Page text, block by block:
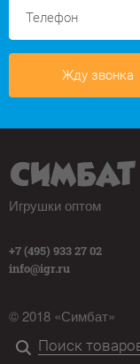
Жду звонка
Игрушки оптом
+7 (495) 933 27 02
info@igr.ru
© 2018 «Симбат»